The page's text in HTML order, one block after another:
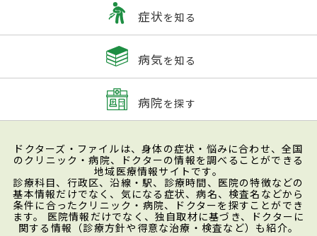
症状を知る
病気を知る
病院を探す
ドクターズ・ファイルは、身体の症状・悩みに合わせ、全国
のクリニック・病院、ドクターの情報を調べることができる
地域医療情報サイトです。
診療科目、行政区、沿線・駅、診療時間、医院の特徴などの
基本情報だけでなく、気になる症状、病名、検査名などから
条件に合ったクリニック・病院、ドクターを探すことができ
ます。 医院情報だけでなく、独自取材に基づき、ドクターに
関する情報（診療方針や得意な治療・検査など）も紹介。